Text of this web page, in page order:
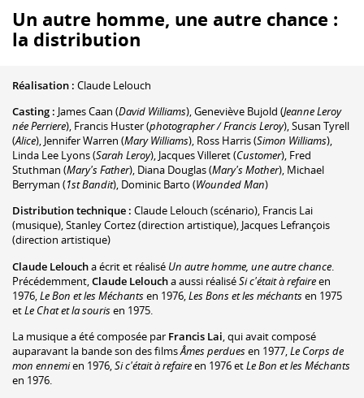
Un autre homme, une autre chance :
la distribution
Réalisation : Claude Lelouch
Casting : James Caan (David Williams),Geneviève Bujold (Jeanne Leroy
née Perriere), Francis Huster(photographer / Francis Leroy),Susan Tyrell
(Alice), Jennifer Warren (Mary Williams), Ross Harris(Simon Williams),
Linda Lee Lyons(Sarah Leroy), Jacques Villeret(Customer), Fred
Stuthman (Mary's Father), Diana Douglas(Mary's Mother), Michael
Berryman (1st Bandit), Dominic Barto (Wounded Man)
Distribution technique : Claude Lelouch (scénario), Francis Lai
(musique),Stanley Cortez(direction artistique), Jacques Lefrançois
(direction artistique)
Claude Leloucha écrit et réalisé Un autre homme, une autre chance.
Précédemment,Claude Leloucha aussi réaliséSi c'était à refaireen
1976,Le Bon et les Méchantsen 1976,Les Bons et les méchantsen 1975
etLe Chat et la sourisen 1975.
La musique a été composée par Francis Lai, qui avait composé
auparavant la bande son des filmsÂmes perduesen 1977,Le Corps de
mon ennemien 1976,Si c'était à refaireen 1976 etLe Bon et les Méchants
en 1976.